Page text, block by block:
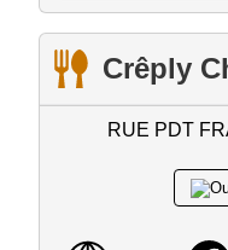
Crêply
RUE PDT